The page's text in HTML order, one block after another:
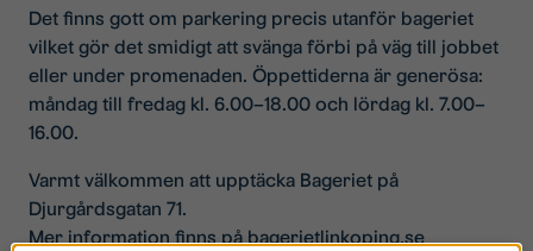
Det finns gott om parkering precis utanför bageriet
vilket gör det smidigt att svänga förbi på väg till jobbet
eller under promenaden. Öppettiderna är generösa:
måndag till fredag kl. 6.00–18.00 och lördag kl. 7.00–
16.00.
Varmt välkommen att upptäcka Bageriet på
Djurgårdsgatan 71.
Mer information finns påbagerietlinkoping.se